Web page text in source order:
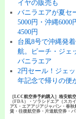
イヤの販売も
バニラエアが夏セ
5000円・沖縄6000
4500円
台風8号で沖縄発
航。ピーチ・ジェ
バニラエア
2円セール！ジェ
年記念で帰りの便
［LCC航空券予約購入］格安航
（FDA）・ソラシドエア（スカ
アX・エアアジアジャパン・春
賃・往復航空券・片道航空券・